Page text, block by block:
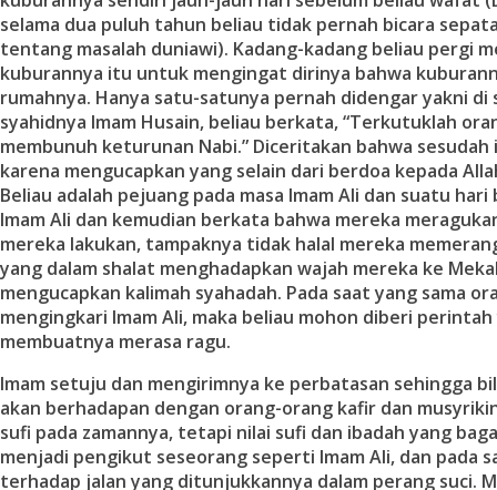
selama dua puluh tahun beliau tidak pernah bicara
tentang masalah duniawi). Kadang-kadang beliau pergi
kuburannya itu untuk mengingat dirinya bahwa
rumahnya. Hanya satu-satunya pernah didengar yakni di
syahidnya Imam Husain, beliau berkata, “Terkutuklah
membunuh keturunan Nabi.” Diceritakan bahwa
karena mengucapkan yang selain dari berdoa kepada
Beliau adalah pejuang pada masa Imam Ali dan suatu
Imam Ali dan kemudian berkata bahwa mereka
mereka lakukan, tampaknya tidak halal mereka
yang dalam shalat menghadapkan wajah mereka ke
mengucapkan kalimah syahadah. Pada saat yang sama
mengingkari Imam Ali, maka beliau mohon diberi
membuatnya merasa ragu.
Imam setuju dan mengirimnya ke perbatasan sehingga
akan berhadapan dengan orang-orang kafir dan
sufi pada zamannya, tetapi nilai sufi dan ibadah yang
menjadi pengikut seseorang seperti Imam Ali, dan pada
terhadap jalan yang ditunjukkannya dalam perang suci.